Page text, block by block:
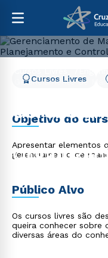
Gerenciamento de
Cursos Livres
Objetivo do
Apresentar elementos
gerenciamento de
Público Alvo
Os cursos livres são
queira conhecer sobre
diversas áreas do